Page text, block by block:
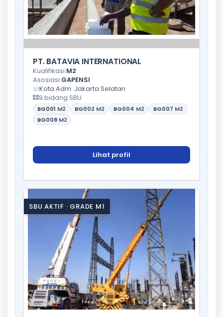
PT. BATAVIA INTERNATIONAL
Kualifikasi:M2
Asosiasi:GAPENSI
Kota Adm. Jakarta Selatan
9 bidang SBU
BG001 M2 BG002 M2 BG004 M2 BG007 M2
BG008 M2
Lihat profil
SBU AKTIF · GRADE M1